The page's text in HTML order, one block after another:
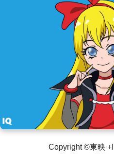
Copyright ©東映